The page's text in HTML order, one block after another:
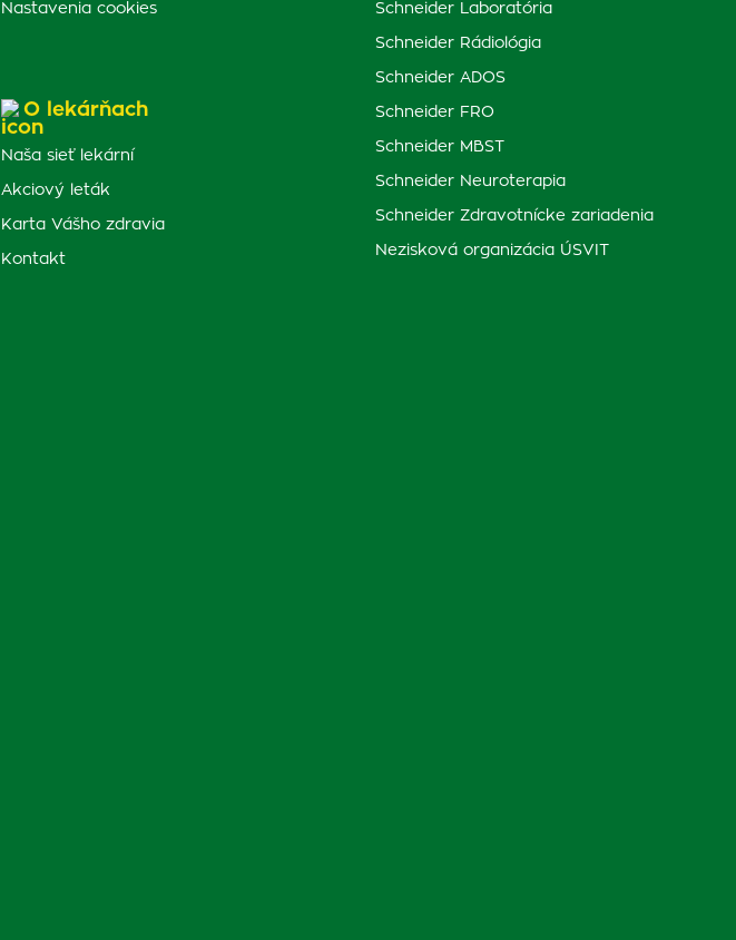
Nastavenia cookies
O lekárňach
Naša sieť lekární
Akciový leták
Karta Vášho zdravia
Kontakt
Schneider Laboratória
Schneider Rádiológia
Schneider ADOS
Schneider FRO
Schneider MBST
Schneider Neuroterapia
Schneider Zdravotnícke zariadenia
Nezisková organizácia ÚSVIT